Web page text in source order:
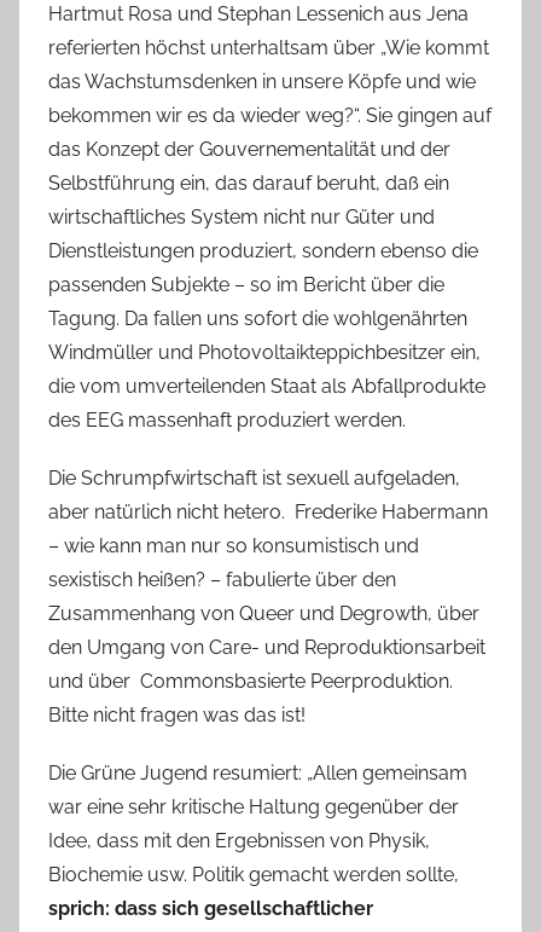
Hartmut Rosa und Stephan Lessenich aus Jena
referierten höchst unterhaltsam über „Wie kommt
das Wachstumsdenken in unsere Köpfe und wie
bekommen wir es da wieder weg?“. Sie gingen auf
das Konzept der Gouvernementalität und der
Selbstführung ein, das darauf beruht, daß ein
wirtschaftliches System nicht nur Güter und
Dienstleistungen produziert, sondern ebenso die
passenden Subjekte – so im Bericht über die
Tagung. Da fallen uns sofort die wohlgenährten
Windmüller und Photovoltaikteppichbesitzer ein,
die vom umverteilenden Staat als Abfallprodukte
des EEG massenhaft produziert werden.
Die Schrumpfwirtschaft ist sexuell aufgeladen,
aber natürlich nicht hetero. Frederike Habermann
– wie kann man nur so konsumistisch und
sexistisch heißen? – fabulierte über den
Zusammenhang von Queer und Degrowth, über
den Umgang von Care- und Reproduktionsarbeit
und über Commonsbasierte Peerproduktion.
Bitte nicht fragen was das ist!
Die Grüne Jugend resumiert: „Allen gemeinsam
war eine sehr kritische Haltung gegenüber der
Idee, dass mit den Ergebnissen von Physik,
Biochemie usw. Politik gemacht werden sollte,
sprich: dass sich gesellschaftlicher